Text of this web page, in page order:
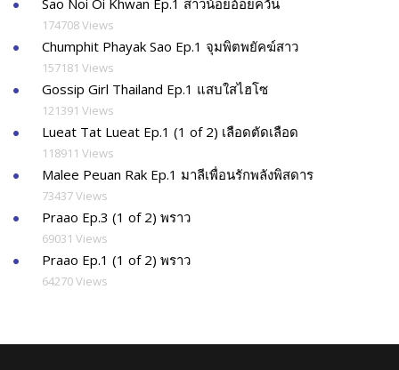
174708 Views
Chumphit Phayak Sao Ep.1 จุมพิตพยัคฆ์สาว
157181 Views
Gossip Girl Thailand Ep.1 แสบใสไฮโซ
121391 Views
Lueat Tat Lueat Ep.1 (1 of 2) เลือดตัดเลือด
118911 Views
Malee Peuan Rak Ep.1 มาลีเพื่อนรักพลังพิสดาร
73437 Views
Praao Ep.3 (1 of 2) พราว
69031 Views
Praao Ep.1 (1 of 2) พราว
64270 Views